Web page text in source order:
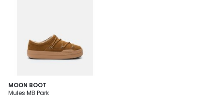
MOON BOOT
Mules MB Park
2
Colores